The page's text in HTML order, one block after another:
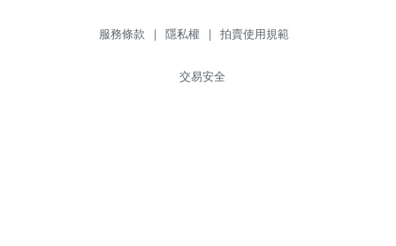
服務條款 | 隱私權 | 拍賣使用規範
交易安全